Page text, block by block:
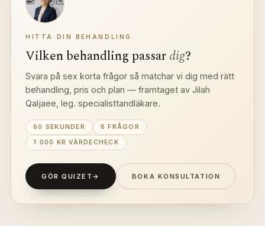
HITTA DIN BEHANDLING
Vilken behandling passar dig?
Svara på sex korta frågor så matchar vi dig med rätt
behandling, pris och plan — framtaget av Jilah
Qaljaee, leg. specialisttandläkare.
60 SEKUNDER
6 FRÅGOR
1 000 KR VÄRDECHECK
GÖR QUIZET → BOKA KONSULTATION